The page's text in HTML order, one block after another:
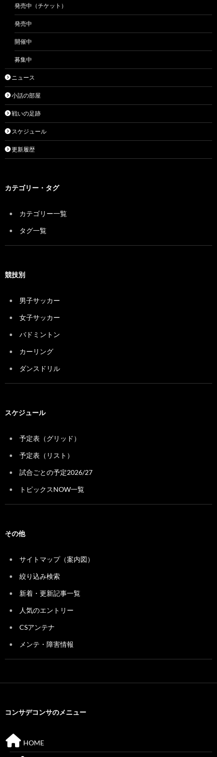
発売中（チケット）
発売中
開催中
募集中
ニュース
小話の部屋
戦いの足跡
スケジュール
更新履歴
カテゴリー・タグ
カテゴリー一覧
タグ一覧
競技別
男子サッカー
女子サッカー
バドミントン
カーリング
ダンスドリル
スケジュール
予定表（グリッド）
予定表（リスト）
試合ごとの予定2026/27
トピックスNOW一覧
その他
サイトマップ（案内図）
絞り込み検索
新着・更新記事一覧
人気のエントリー
CSアンテナ
メンテ・障害情報
コンサデコンサのメニュー
HOME